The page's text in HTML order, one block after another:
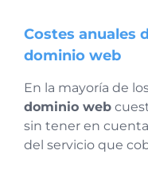
Costes anuales
dominio web
En la mayoría de
dominio web
sin tener en
del servicio que